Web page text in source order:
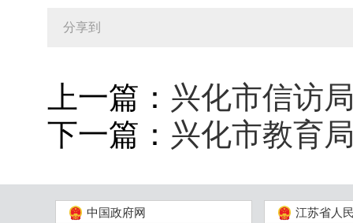
分享到
上一篇： 兴化市信访
下一篇： 兴化市教育
中国政府网 江苏省人